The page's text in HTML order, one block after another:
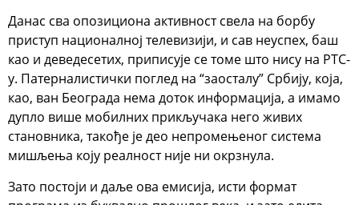
Данас сва опозициона активност свела на борбу
приступ националној телевизији, и сав неуспех, баш
као и деведесетих, приписује се томе што нису на РТС-
у. Патерналистички поглед на “заосталу” Србију, која,
као, ван Београда нема доток информација, а имамо
дупло више мобилних прикључака него живих
становника, такође је део непромењеног система
мишљења коју реалност није ни окрзнула.
Зато постоји и даље ова емисија, исти формат